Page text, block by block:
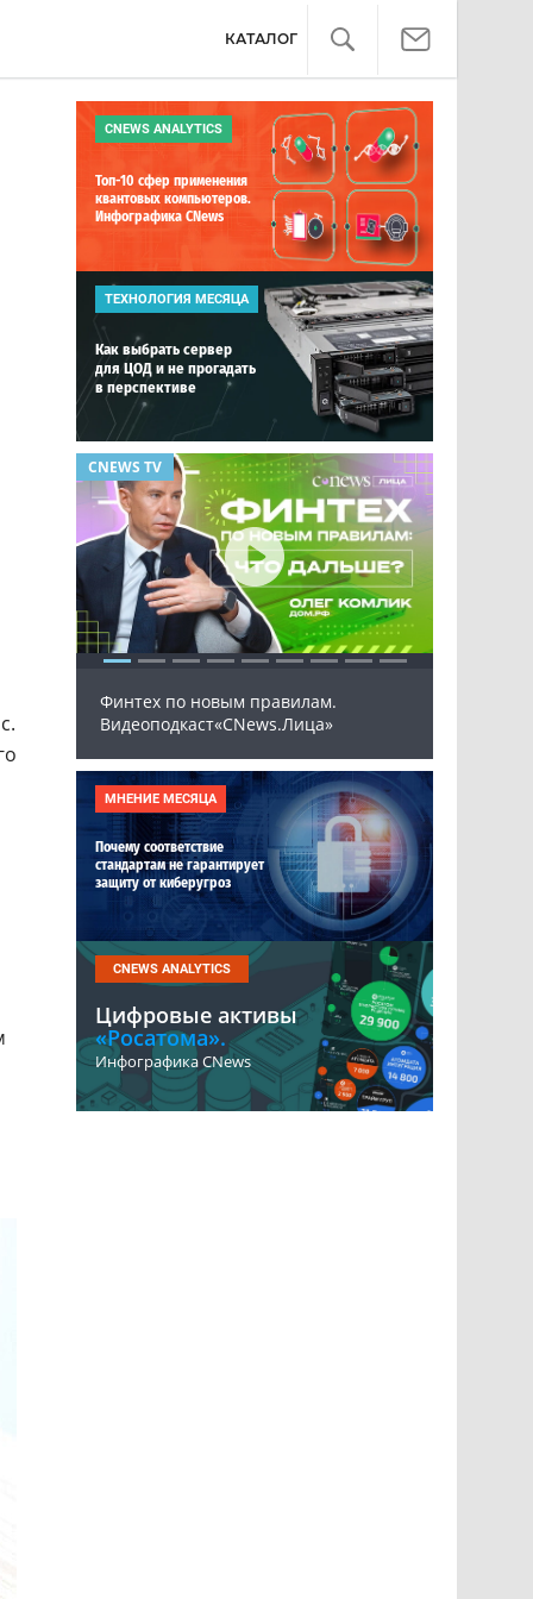
КАТАЛОГ
CNEWS ANALYTICS
Топ-10 сфер применения
квантовых компьютеров.
Инфографика CNews
ТЕХНОЛОГИЯ МЕСЯЦА
Как выбрать сервер
для ЦОД и не прогадать
в перспективе
CNEWS TV
Финтех по новым правилам.
Видеоподкаст«CNews.Лица»
МНЕНИЕ МЕСЯЦА
Почему соответствие
стандартам не гарантирует
защиту от киберугроз
CNEWS ANALYTICS
Цифровые активы
«Росатома».
Инфографика CNews